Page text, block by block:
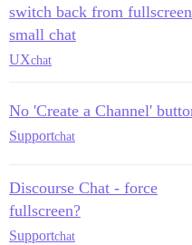
switch back from
small chat
UXchat
No 'Create a Channel'
Supportchat
Discourse Chat - force
fullscreen?
Supportchat